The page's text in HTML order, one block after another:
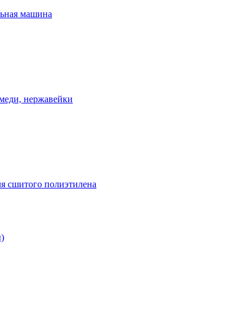
машина
нержавейки
сшитого полиэтилена